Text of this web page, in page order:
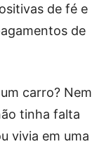
de fé e
de
carro? Nem
tinha falta
vivia em uma